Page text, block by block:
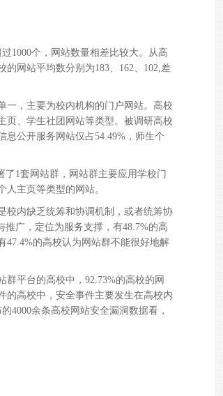
1000个，网站数量相差比较大。从高
网站平均数分别为183、162、102,差
一，主要为校内机构的门户网站。高校
页、学生社团网站等类型。被调研高校
息公开服务网站仅占54.49%，师生个
1套网站群，网站群主要应用学校门
主页等类型的网站。
校内缺乏统筹和协调机制，或者统筹协
广，定位为服务支撑，有48.7%的高
47.4%的高校认为网站群不能很好地解
平台的高校中，92.73%的高校的网
的高校中，安全事件主要发生在高校内
4000余条高校网站安全漏洞数据看，